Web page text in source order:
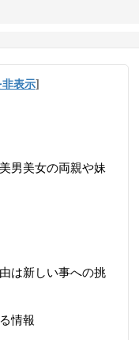
表示]
男美女の両親や妹
は新しい事への挑
情報